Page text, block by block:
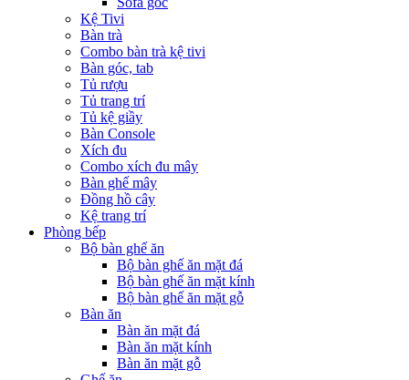
Kệ Tivi
Bàn trà
Combo bàn trà kệ tivi
Bàn góc, tab
Tủ rượu
Tủ trang trí
Tủ kệ giầy
Bàn Console
Xích đu
Combo xích đu mây
Bàn ghế mây
Đồng hồ cây
Kệ trang trí
Phòng bếp
Bộ bàn ghế ăn
Bộ bàn ghế ăn mặt đá
Bộ bàn ghế ăn mặt kính
Bộ bàn ghế ăn mặt gỗ
Bàn ăn
Bàn ăn mặt đá
Bàn ăn mặt kính
Bàn ăn mặt gỗ